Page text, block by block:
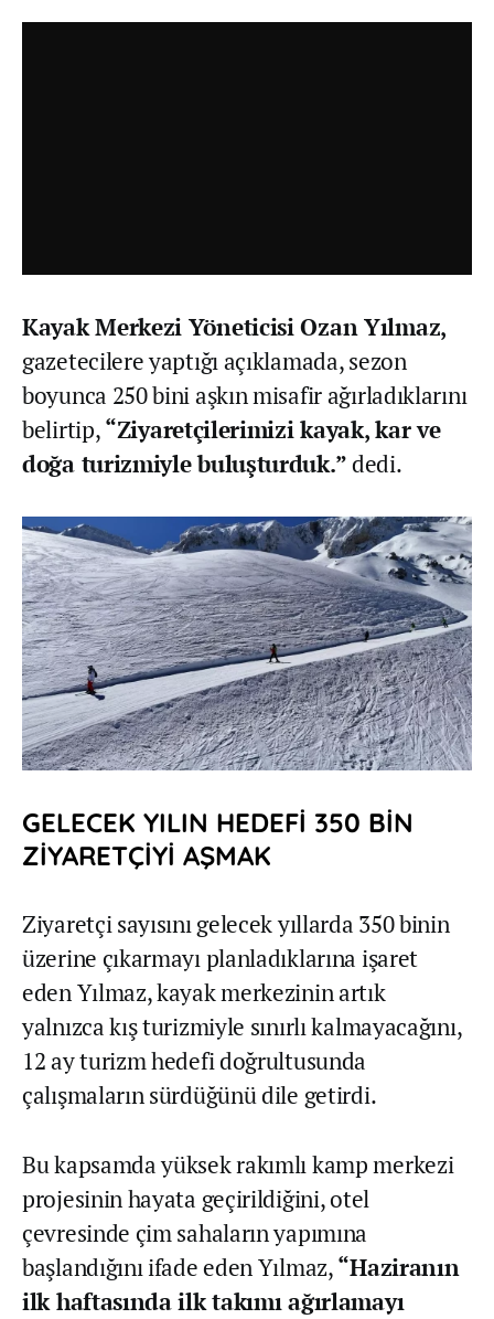
Kayak Merkezi Yöneticisi Ozan Yılmaz,
gazetecilere yaptığı açıklamada, sezon
boyunca 250 bini aşkın misafir ağırladıklarını
belirtip,“Ziyaretçilerimizi kayak, kar ve
doğa turizmiyle buluşturduk.”dedi.
GELECEK YILIN HEDEFİ 350 BİN
ZİYARETÇİYİ AŞMAK
Ziyaretçi sayısını gelecek yıllarda 350 binin
üzerine çıkarmayı planladıklarına işaret
eden Yılmaz, kayak merkezinin artık
yalnızca kış turizmiyle sınırlı kalmayacağını,
12 ay turizm hedefi doğrultusunda
çalışmaların sürdüğünü dile getirdi.
Bu kapsamda yüksek rakımlı kamp merkezi
projesinin hayata geçirildiğini, otel
çevresinde çim sahaların yapımına
başlandığını ifade eden Yılmaz,“Haziranın
ilk haftasında ilk takımı ağırlamayı